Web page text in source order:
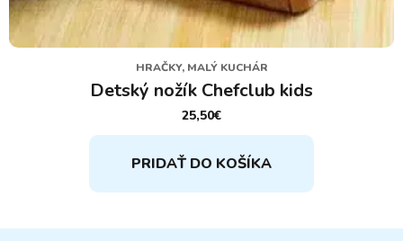
HRAČKY, MALÝ KUCHÁR
Detský nožík Chefclub kids
25,50€
PRIDAŤ DO KOŠÍKA